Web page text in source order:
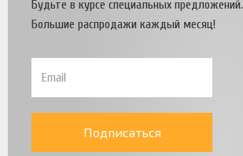
Будьте в курсе специальных предложений.
Большие распродажи каждый месяц!
Подписаться